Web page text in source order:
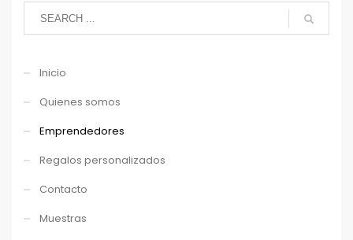
Inicio
Quienes somos
Emprendedores
Regalos personalizados
Contacto
Muestras